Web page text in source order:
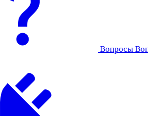
Вопросы